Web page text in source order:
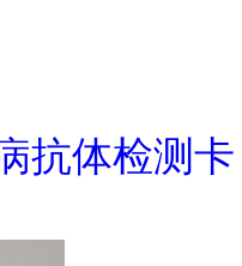
抗体检测卡